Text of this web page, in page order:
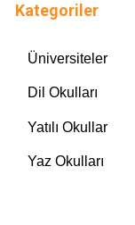
Kategoriler
Üniversiteler
Dil Okulları
Yatılı Okullar
Yaz Okulları